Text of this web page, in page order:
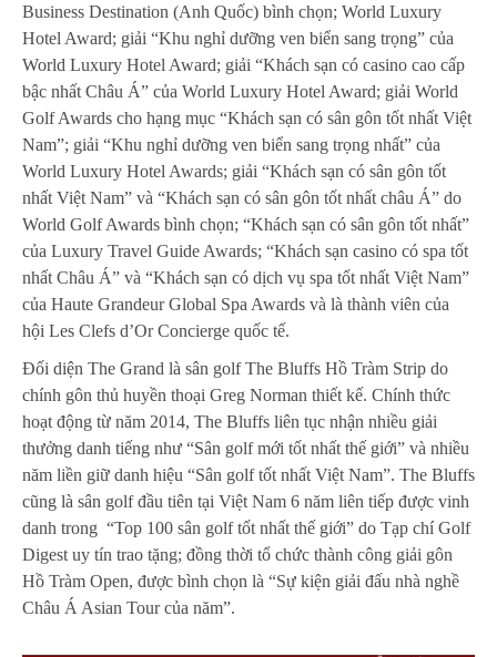
Business Destination (Anh Quốc) bình chọn; World Luxury
Hotel Award; giải “Khu nghỉ dưỡng ven biển sang trọng” của
World Luxury Hotel Award; giải “Khách sạn có casino cao cấp
bậc nhất Châu Á” của World Luxury Hotel Award; giải World
Golf Awards cho hạng mục “Khách sạn có sân gôn tốt nhất Việt
Nam”; giải “Khu nghỉ dưỡng ven biển sang trọng nhất” của
World Luxury Hotel Awards; giải “Khách sạn có sân gôn tốt
nhất Việt Nam” và “Khách sạn có sân gôn tốt nhất châu Á” do
World Golf Awards bình chọn; “Khách sạn có sân gôn tốt nhất”
của Luxury Travel Guide Awards; “Khách sạn casino có spa tốt
nhất Châu Á” và “Khách sạn có dịch vụ spa tốt nhất Việt Nam”
của Haute Grandeur Global Spa Awards và là thành viên của
hội Les Clefs d’Or Concierge quốc tế.
Đối diện The Grand là sân golf The Bluffs Hồ Tràm Strip do
chính gôn thủ huyền thoại Greg Norman thiết kế. Chính thức
hoạt động từ năm 2014, The Bluffs liên tục nhận nhiều giải
thưởng danh tiếng như “Sân golf mới tốt nhất thế giới” và nhiều
năm liền giữ danh hiệu “Sân golf tốt nhất Việt Nam”. The Bluffs
cũng là sân golf đầu tiên tại Việt Nam 6 năm liên tiếp được vinh
danh trong “Top 100 sân golf tốt nhất thế giới” do Tạp chí Golf
Digest uy tín trao tặng; đồng thời tổ chức thành công giải gôn
Hồ Tràm Open, được bình chọn là “Sự kiện giải đấu nhà nghề
Châu Á Asian Tour của năm”.